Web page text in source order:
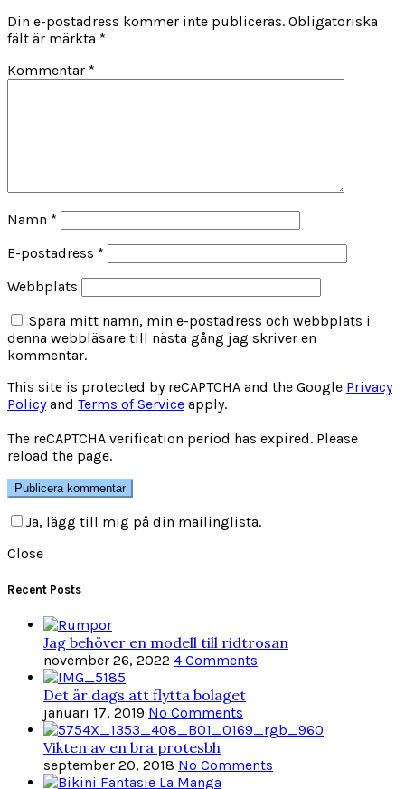
Din e-postadress kommer inte publiceras. Obligatoriska
fält är märkta *
Kommentar *
Namn *
E-postadress *
Webbplats
Spara mitt namn, min e-postadress och webbplats i
denna webbläsare till nästa gång jag skriver en
kommentar.
This site is protected by reCAPTCHA and the Google Privacy
Policyand Terms of Service apply.
The reCAPTCHA verification period has expired. Please
reload the page.
Ja, lägg till mig på din mailinglista.
Close
Recent Posts
Jag behöver en modell till ridtrosan
november 26, 2022 4 Comments
Det är dags att flytta bolaget
januari 17, 2019 No Comments
Vikten av en bra protesbh
september 20, 2018 No Comments